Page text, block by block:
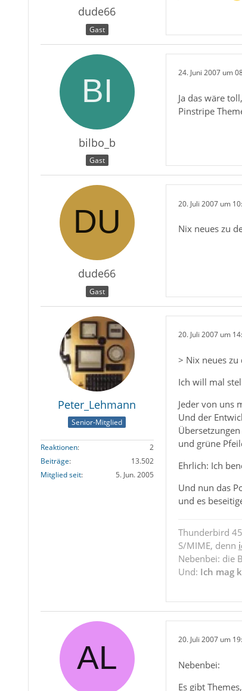
dude66
Gast
bilbo_b
Gast
24. Juni 2007 um
Ja das wäre
Pinstripe
dude66
Gast
20. Juli 2007 um
Nix neues zu
Peter_Lehmann
Senior-Mitglied
Reaktionen
2
Beiträge
13.502
Mitglied seit
5. Jun. 2005
20. Juli 2007 um
> Nix neues zu
Ich will mal
Jeder von uns
Und der
und grüne
Ehrlich: Ich
Und nun das
und es
Thunderbird
S/MIME, denn
Nebenbei: die
Und: Ich mag
20. Juli 2007 um
Nebenbei:
Es gibt